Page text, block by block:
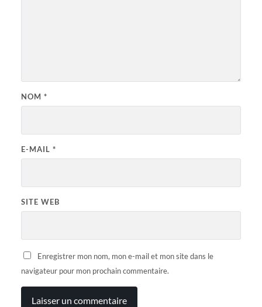
NOM *
E-MAIL *
SITE WEB
Enregistrer mon nom, mon e-mail et mon site dans le
navigateur pour mon prochain commentaire.